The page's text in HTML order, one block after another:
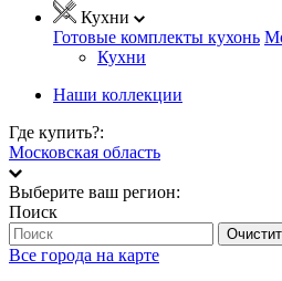
Кухни
Готовые комплекты кухонь
Кухни
Наши коллекции
Где купить?:
Московская область
Выберите ваш регион:
Поиск
Все города на карте